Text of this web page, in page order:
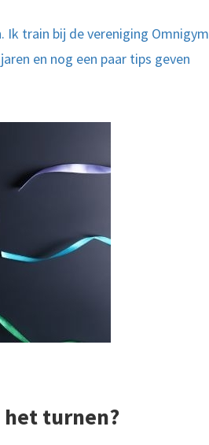
Ik train bij de vereniging Omnigym
en nog een paar tips geven
het turnen?